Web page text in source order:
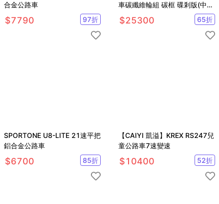
合金公路車
$7790 97折
車碳纖維輪組 碳框 碟剎版(中心
鎖入式)
$25300 65折
SPORTONE U8-LITE 21速平把
鋁合金公路車
$6700 85折
【CAIYI 凱溢】KREX RS247兒
童公路車7速變速
$10400 52折